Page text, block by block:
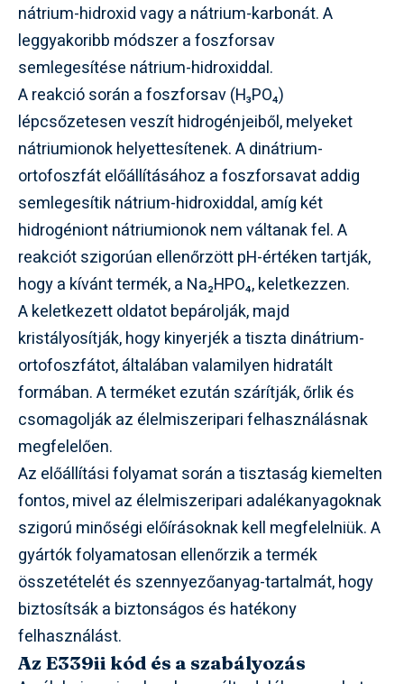
nátrium-hidroxid vagy a nátrium-karbonát. A
leggyakoribb módszer a foszforsav
semlegesítése nátrium-hidroxiddal.
A reakció során a foszforsav (H₃PO₄)
lépcsőzetesen veszít hidrogénjeiből, melyeket
nátriumionok helyettesítenek. A dinátrium-
ortofoszfát előállításához a foszforsavat addig
semlegesítik nátrium-hidroxiddal, amíg két
hidrogéniont nátriumionok nem váltanak fel. A
reakciót szigorúan ellenőrzött pH-értéken tartják,
hogy a kívánt termék, a Na₂HPO₄, keletkezzen.
A keletkezett oldatot bepárolják, majd
kristályosítják, hogy kinyerjék a tiszta dinátrium-
ortofoszfátot, általában valamilyen hidratált
formában. A terméket ezután szárítják, őrlik és
csomagolják az élelmiszeripari felhasználásnak
megfelelően.
Az előállítási folyamat során a tisztaság kiemelten
fontos, mivel az élelmiszeripari adalékanyagoknak
szigorú minőségi előírásoknak kell megfelelniük. A
gyártók folyamatosan ellenőrzik a termék
összetételét és szennyezőanyag-tartalmát, hogy
biztosítsák a biztonságos és hatékony
felhasználást.
Az E339ii kód és a szabályozás